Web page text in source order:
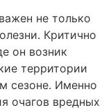
не только
Критично
он возник
территории
сезоне. Именно
очагов вредных